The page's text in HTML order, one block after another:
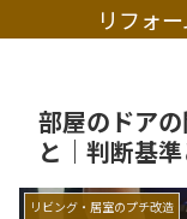
リフォ
部屋のドア
と｜判断基
リビング・居室のプチ改造